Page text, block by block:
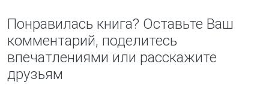
Понравилась книга? Оставьте Ваш
комментарий, поделитесь
впечатлениями или расскажите
друзьям